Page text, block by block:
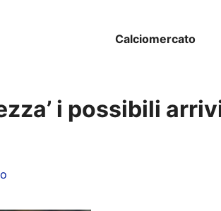
Calciomercato
i possibili